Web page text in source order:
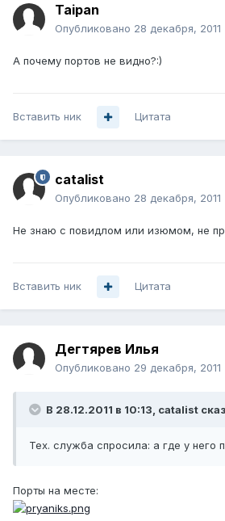
Taipan
Опубликовано 28 декабря, 2011
А почему портов не видно?:)
Вставить ник Цитата
catalist
Опубликовано 28 декабря, 2011
Не знаю с повидлом или изюмом, не
Вставить ник Цитата
Дегтярев Илья
Опубликовано 29 декабря, 2011
В 28.12.2011 в 10:13, catalist
Тех. служба спросила: а где у него
Порты на месте: